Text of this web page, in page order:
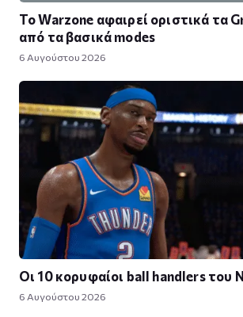
Το Warzone αφαιρεί οριστικά τα
από τα βασικά modes
6 Αυγούστου 2026
Οι 10 κορυφαίοι ball handlers του
6 Αυγούστου 2026